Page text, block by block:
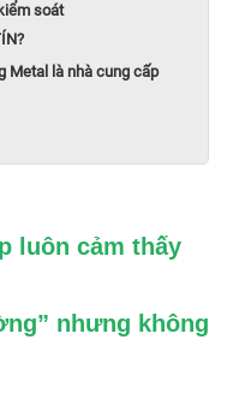
soát
Metal là nhà cung cấp
luôn cảm thấy
nhưng không